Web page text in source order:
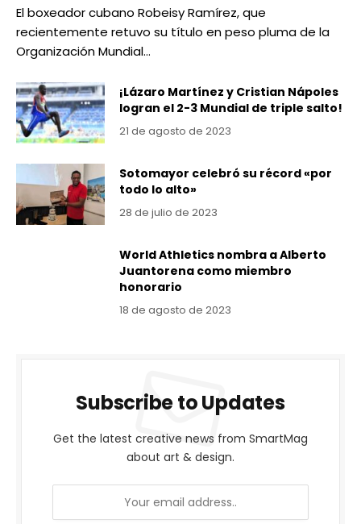
El boxeador cubano Robeisy Ramírez, que
recientemente retuvo su título en peso pluma de la
Organización Mundial…
¡Lázaro Martínez y Cristian Nápoles
logran el 2-3 Mundial de triple salto!
21 de agosto de 2023
Sotomayor celebró su récord «por
todo lo alto»
28 de julio de 2023
World Athletics nombra a Alberto
Juantorena como miembro
honorario
18 de agosto de 2023
Subscribe to Updates
Get the latest creative news from SmartMag
about art & design.